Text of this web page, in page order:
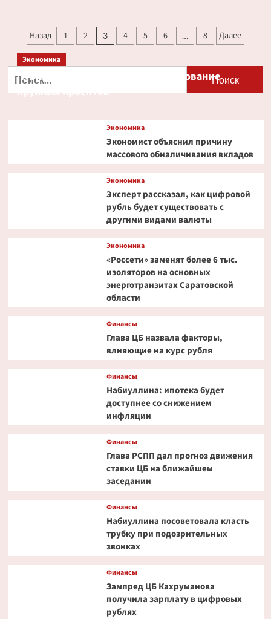
завершились
основные
Пагинация
записей
Назад 1 2 3 4 5 6 … 8 Далее
Экономика
Путин и Костин обсудили кредитование
крупных проектов
Экономика
Экономист объяснил причину
массового обналичивания вкладов
Экономика
Эксперт рассказал, как цифровой
рубль будет существовать с
другими видами валюты
Экономика
«Россети» заменят более 6 тыс.
изоляторов на основных
энерготранзитах Саратовской
области
Финансы
Глава ЦБ назвала факторы,
влияющие на курс рубля
Финансы
Набиуллина: ипотека будет
доступнее со снижением
инфляции
Финансы
Глава РСПП дал прогноз движения
ставки ЦБ на ближайшем
заседании
Финансы
Набиуллина посоветовала класть
трубку при подозрительных
звонках
Финансы
Зампред ЦБ Кахруманова
получила зарплату в цифровых
рублях